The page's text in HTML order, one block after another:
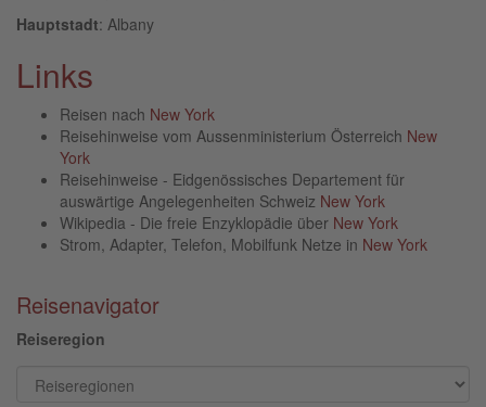
Hauptstadt: Albany
Links
Reisen nach New York
Reisehinweise vom Aussenministerium Österreich New
York
Reisehinweise - Eidgenössisches Departement für
auswärtige Angelegenheiten Schweiz New York
Wikipedia - Die freie Enzyklopädie über New York
Strom, Adapter, Telefon, Mobilfunk Netze in New York
Reisenavigator
Reiseregion